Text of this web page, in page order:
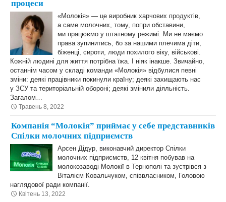
процеси
«Молокія» — це виробник харчових продуктів,
а саме молочних, тому, попри обставини,
ми працюємо у штатному режимі. Ми не маємо
права зупинитись, бо за нашими плечима діти,
біженці, сироти, люди похилого віку, військові.
Кожній людині для життя потрібна їжа. І ніяк інакше. Звичайно,
останнім часом у складі команди «Молокія» відбулися певні
зміни: деякі працівники покинули країну; деякі захищають нас
у ЗСУ та територіальній обороні; деякі змінили діяльність.
Загалом…
Травень 8, 2022
Компанія “Молокія” приймає у себе представників
Спілки молочних підприємств
Арсен Дідур, виконавчий директор Спілки
молочних підприємств, 12 квітня побував на
молокозаводі Молокії в Тернополі та зустрівся з
Віталієм Ковальчуком, співвласником, Головою
наглядової ради компанії.
Квітень 13, 2022